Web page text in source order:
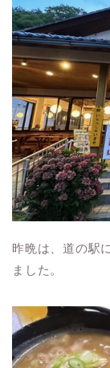
昨晩は、道の駅
ました。